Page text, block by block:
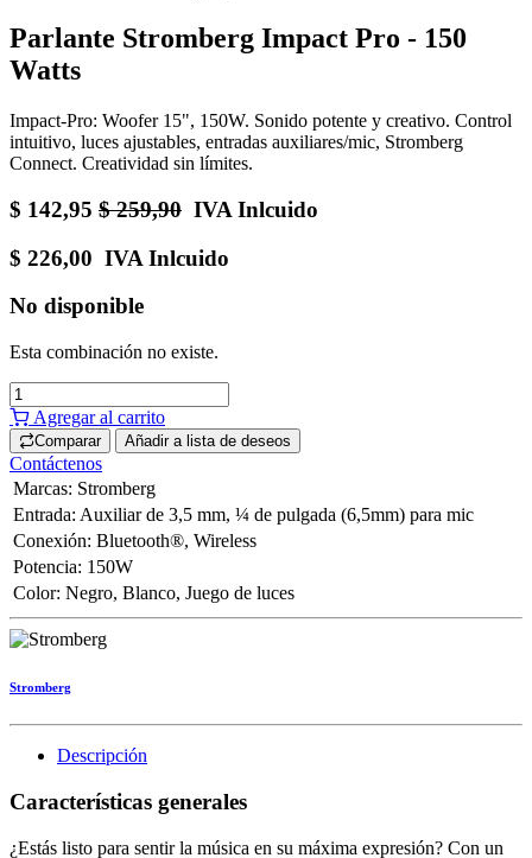
Parlante Stromberg Impact Pro - 150
Watts
Impact-Pro: Woofer 15", 150W. Sonido potente y creativo. Control
intuitivo, luces ajustables, entradas auxiliares/mic, Stromberg
Connect. Creatividad sin límites.
$ 142,95 $259,90 IVA Inlcuido
$ 226,00 IVA Inlcuido
No disponible
Esta combinación no existe.
Agregar al carrito
Comparar Añadir a lista de deseos
Contáctenos
Marcas: Stromberg
Entrada: Auxiliar de 3,5 mm, ¼ de pulgada (6,5mm) para mic
Conexión: Bluetooth®, Wireless
Potencia: 150W
Color: Negro, Blanco, Juego de luces
Stromberg
Descripción
Características generales
¿Estás listo para sentir la música en su máxima expresión? Con un